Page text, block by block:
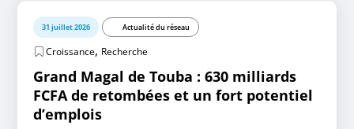
31 juillet 2026 Actualité du réseau
Croissance, Recherche
Grand Magal de Touba : 630 milliards
FCFA de retombées et un fort potentiel
d’emplois